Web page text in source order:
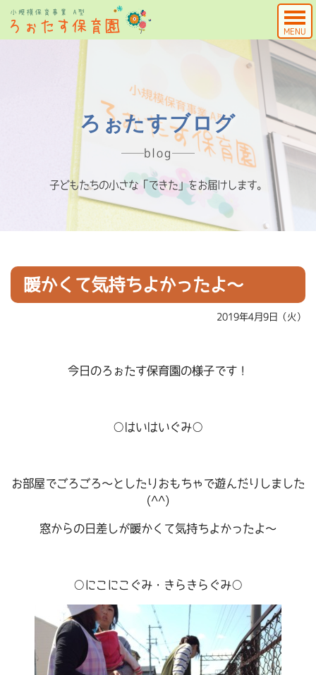
MENU
ろぉたすブログ
blog
子どもたちの小さな「できた」をお届けします。
暖かくて気持ちよかったよ～
2019年4月9日（火）
今日のろぉたす保育園の様子です！
○はいはいぐみ○
お部屋でごろごろ～としたりおもちゃで遊んだりしました
(^^)
窓からの日差しが暖かくて気持ちよかったよ～
○にこにこぐみ・きらきらぐみ○